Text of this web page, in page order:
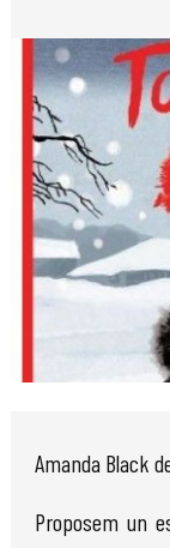
Amanda Black
Proposem un